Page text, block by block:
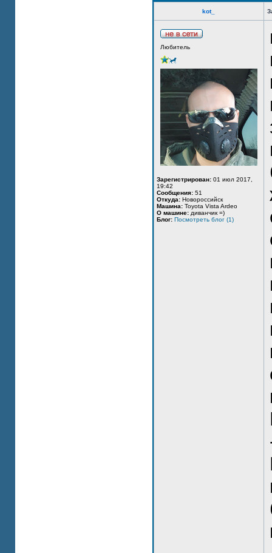
kot_
Любитель
Зарегистрирован: 01 июл 2017,
19:42
Сообщения: 51
Откуда: Новороссийск
Машина: Toyota Vista Ardeo
О машине: диванчик =)
Блог: Посмотреть блог (1)